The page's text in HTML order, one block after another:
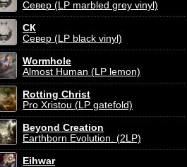
Север (LP marbled grey vinyl)
СК
Север (LP black vinyl)
Wormhole
Almost Human (LP lemon)
Rotting Christ
Pro Xristou (LP gatefold)
Beyond Creation
Earthborn Evolution. (2LP)
Eihwar